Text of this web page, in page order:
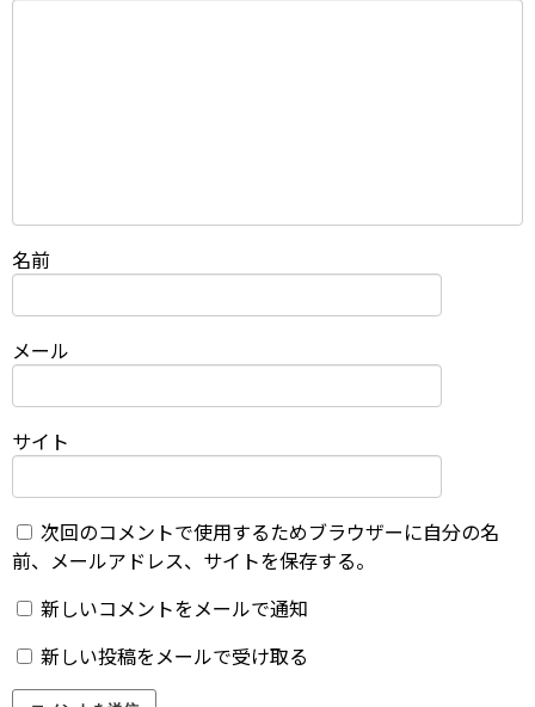
名前
メール
サイト
次回のコメントで使用するためブラウザーに自分の名
前、メールアドレス、サイトを保存する。
新しいコメントをメールで通知
新しい投稿をメールで受け取る